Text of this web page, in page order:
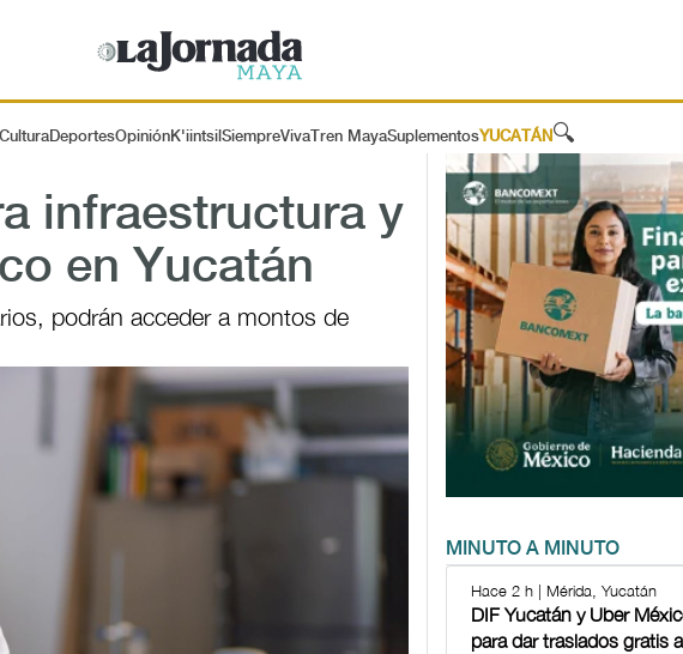
CulturaDeportesOpiniónK'iintsil SiempreViva Tren MayaSuplementosYUCATÁN 🔍
infraestructura y
en Yucatán
podrán acceder a montos de
MINUTO A MINUTO
Hace 2 h | Mérida, Yucatán
DIF Yucatán y Uber
para dar traslados gratis